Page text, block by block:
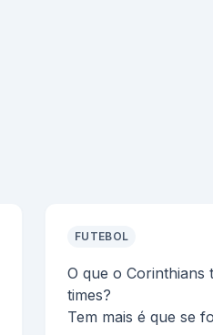
FUTEBOL
O que o Corinthians
times?
Tem mais é que se